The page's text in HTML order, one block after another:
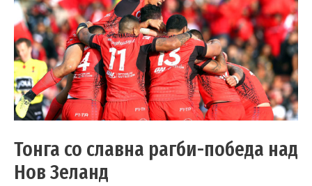
Тонга со славна рагби-победа над
Нов Зеланд